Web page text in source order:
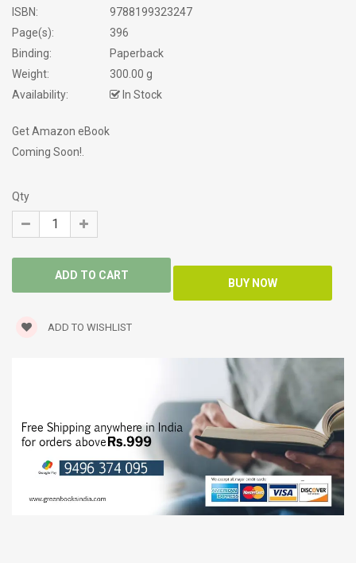
ISBN:
9788199323247
Page(s):
396
Binding:
Paperback
Weight:
300.00 g
Availability:
In Stock
Get Amazon eBook
Coming Soon!.
Qty
ADD TO WISHLIST